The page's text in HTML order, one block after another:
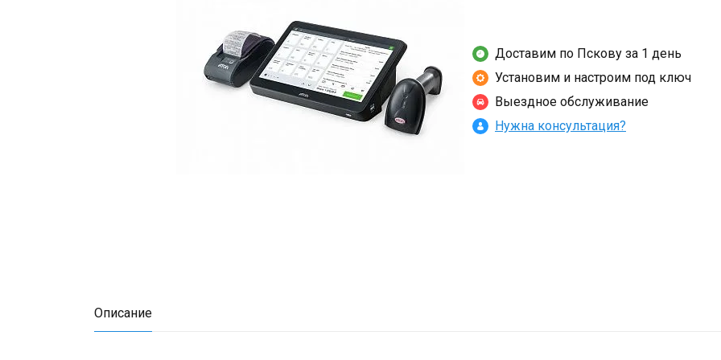
Доставим по Пскову за 1 день
Установим и настроим под ключ
Выездное обслуживание
Нужна консультация?
Описание